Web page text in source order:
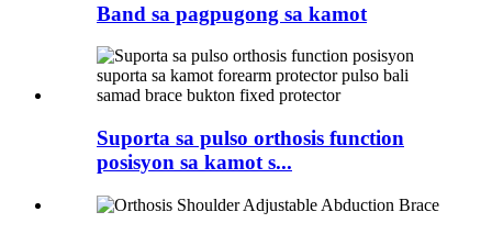
Band sa pagpugong sa kamot
Suporta sa pulso orthosis function
posisyon sa kamot s...